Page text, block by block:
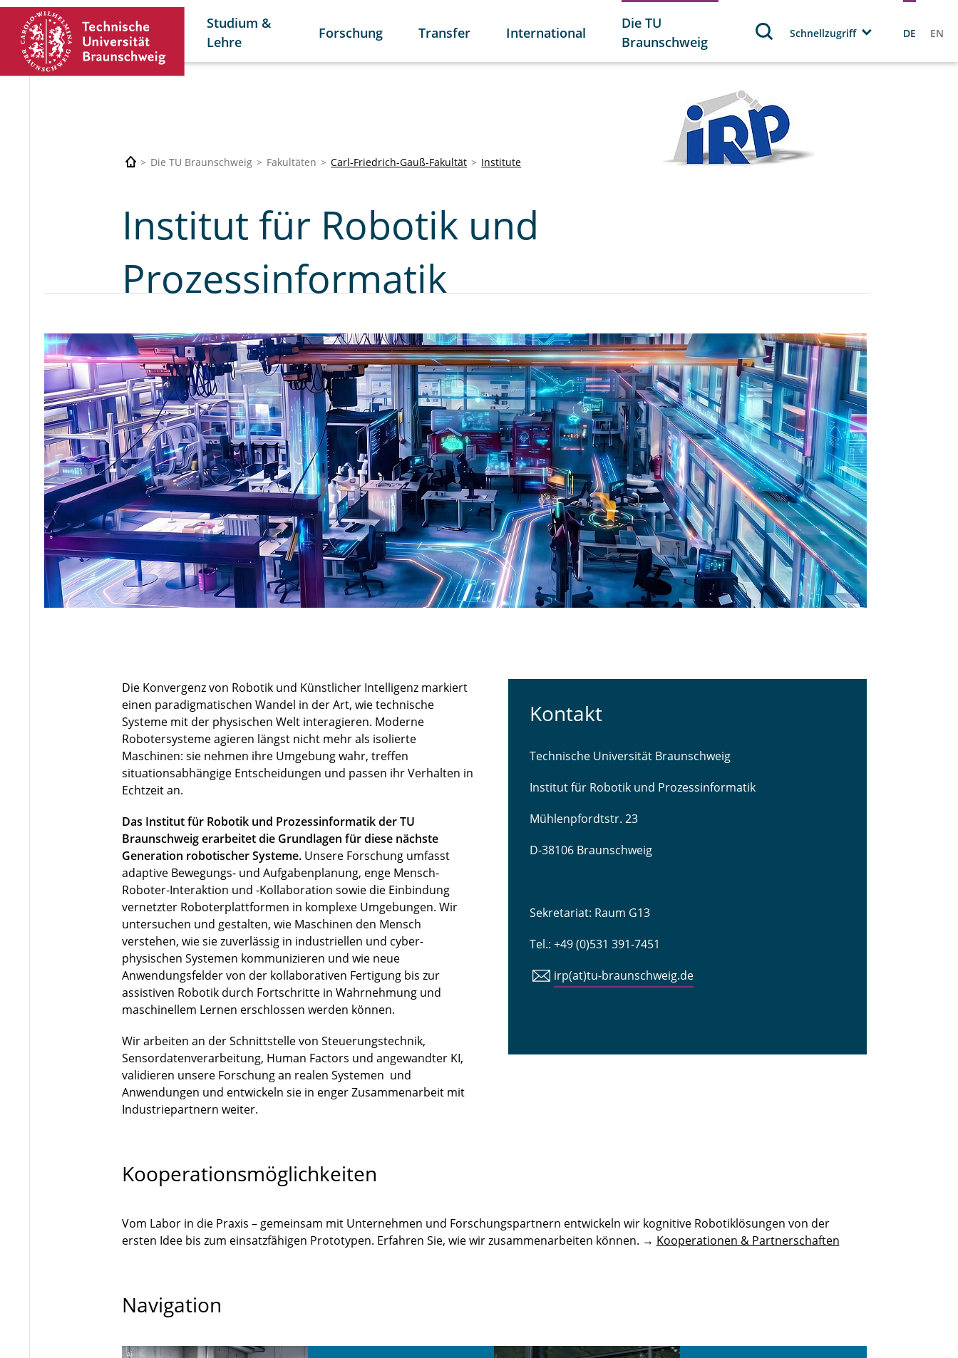
Studium &
Lehre
Forschung Transfer International
Die TU
Braunschweig
Schnellzugriff DE EN
Die TU Braunschweig Fakultäten Carl-Friedrich-Gauß-Fakultät Institute
Institut für Robotik und
Prozessinformatik
Die Konvergenz von Robotik und Künstlicher Intelligenz markiert
einen paradigmatischen Wandel in der Art, wie technische
Systeme mit der physischen Welt interagieren. Moderne
Robotersysteme agieren längst nicht mehr als isolierte
Maschinen: sie nehmen ihre Umgebung wahr, treffen
situationsabhängige Entscheidungen und passen ihr Verhalten in
Echtzeit an.
Das Institut für Robotik und Prozessinformatik der TU
Braunschweig erarbeitet die Grundlagen für diese nächste
Generation robotischer Systeme.Unsere Forschung umfasst
adaptive Bewegungs- und Aufgabenplanung, enge Mensch-
Roboter-Interaktion und -Kollaboration sowie die Einbindung
vernetzter Roboterplattformen in komplexe Umgebungen. Wir
untersuchen und gestalten, wie Maschinen den Mensch
verstehen, wie sie zuverlässig in industriellen und cyber-
physischen Systemen kommunizieren und wie neue
Anwendungsfelder von der kollaborativen Fertigung bis zur
assistiven Robotik durch Fortschritte in Wahrnehmung und
maschinellem Lernen erschlossen werden können.
Wir arbeiten an der Schnittstelle von Steuerungstechnik,
Sensordatenverarbeitung, Human Factors und angewandter KI,
validieren unsere Forschung an realen Systemen und
Anwendungen und entwickeln sie in enger Zusammenarbeit mit
Industriepartnern weiter.
Kontakt
Technische Universität Braunschweig
Institut für Robotik und Prozessinformatik
Mühlenpfordtstr. 23
D-38106 Braunschweig
Sekretariat: Raum G13
Tel.: +49 (0)531 391-7451
irp(at)tu-braunschweig.de
Kooperationsmöglichkeiten
Vom Labor in die Praxis – gemeinsam mit Unternehmen und Forschungspartnern entwickeln wir kognitive Robotiklösungen von der
ersten Idee bis zum einsatzfähigen Prototypen. Erfahren Sie, wie wir zusammenarbeiten können. → Kooperationen & Partnerschaften
Navigation